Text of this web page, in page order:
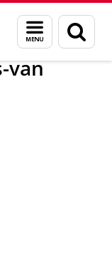
Menu
en
zoeken
Oostwaard, MSc
van